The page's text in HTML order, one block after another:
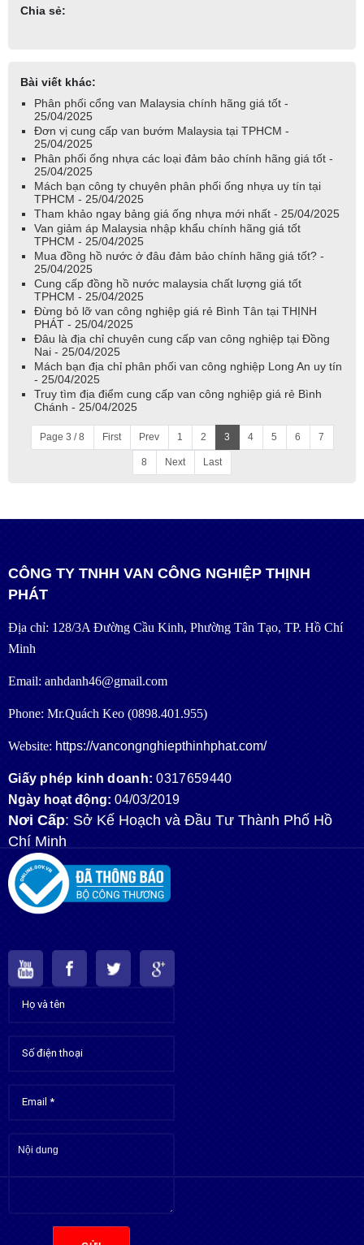
Chia sẻ:
Bài viết khác:
Phân phối cổng van Malaysia chính hãng giá tốt -
25/04/2025
Đơn vị cung cấp van bướm Malaysia tại TPHCM -
25/04/2025
Phân phối ống nhựa các loại đảm bảo chính hãng giá tốt -
25/04/2025
Mách bạn công ty chuyên phân phối ống nhựa uy tín tại
TPHCM - 25/04/2025
Tham khảo ngay bảng giá ống nhựa mới nhất - 25/04/2025
Van giảm áp Malaysia nhập khẩu chính hãng giá tốt
TPHCM - 25/04/2025
Mua đồng hồ nước ở đâu đảm bảo chính hãng giá tốt? -
25/04/2025
Cung cấp đồng hồ nước malaysia chất lượng giá tốt
TPHCM - 25/04/2025
Đừng bỏ lỡ van công nghiệp giá rẻ Bình Tân tại THỊNH
PHÁT - 25/04/2025
Đâu là địa chỉ chuyên cung cấp van công nghiệp tại Đồng
Nai - 25/04/2025
Mách bạn địa chỉ phân phối van công nghiệp Long An uy tín
- 25/04/2025
Truy tìm địa điểm cung cấp van công nghiệp giá rẻ Bình
Chánh - 25/04/2025
Page 3 / 8 First Prev 1 2 3 4 5 6 7
8 Next Last
CÔNG TY TNHH VAN CÔNG NGHIỆP THỊNH
PHÁT
Địa chỉ: 128/3A Đường Cầu Kinh, Phường Tân Tạo, TP. Hồ Chí
Minh
Email: anhdanh46@gmail.com
Phone: Mr.Quách Keo (0898.401.955)
Website: https://vancongnghiepthinhphat.com/
Giấy phép kinh doanh: 0317659440
Ngày hoạt động: 04/03/2019
Nơi Cấp: Sở Kế Hoạch và Đầu Tư Thành Phố Hồ
Chí Minh